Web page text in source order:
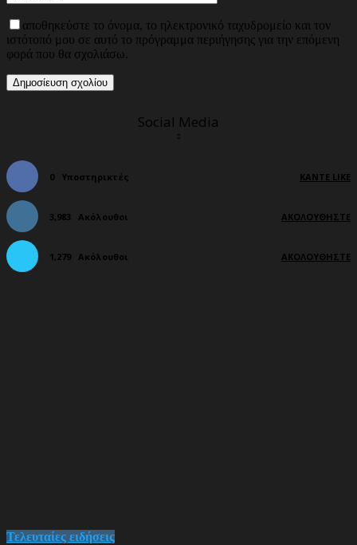
αποθηκεύστε το όνομα, το ηλεκτρονικό ταχυδρομείο και τον
ιστότοπό μου σε αυτό το πρόγραμμα περιήγησης για την επόμενη
φορά που θα σχολιάσω.
Social Media
0 Υποστηρικτές ΚΆΝΤΕ LIKE
3,983 Ακόλουθοι ΑΚΟΛΟΥΘΉΣΤΕ
1,279 Ακόλουθοι ΑΚΟΛΟΥΘΉΣΤΕ
Τελευταίες ειδήσεις